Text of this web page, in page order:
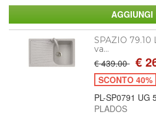
SPAZIO 79.10
va...
€ 439.00 €
SCONTO 40%
PL-SP0791 UG
PLADOS